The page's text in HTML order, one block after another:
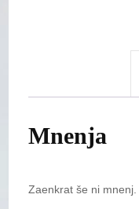
Mnenja
Zaenkrat še ni mnenj.